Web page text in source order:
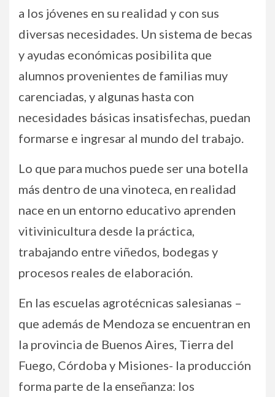
a los jóvenes en su realidad y con sus
diversas necesidades. Un sistema de becas
y ayudas económicas posibilita que
alumnos provenientes de familias muy
carenciadas, y algunas hasta con
necesidades básicas insatisfechas, puedan
formarse e ingresar al mundo del trabajo.
Lo que para muchos puede ser una botella
más dentro de una vinoteca, en realidad
nace en un entorno educativo aprenden
vitivinicultura desde la práctica,
trabajando entre viñedos, bodegas y
procesos reales de elaboración.
En las escuelas agrotécnicas salesianas –
que además de Mendoza se encuentran en
la provincia de Buenos Aires, Tierra del
Fuego, Córdoba y Misiones- la producción
forma parte de la enseñanza: los